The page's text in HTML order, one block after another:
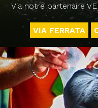
Via notre partenaire
VIA FERRATA